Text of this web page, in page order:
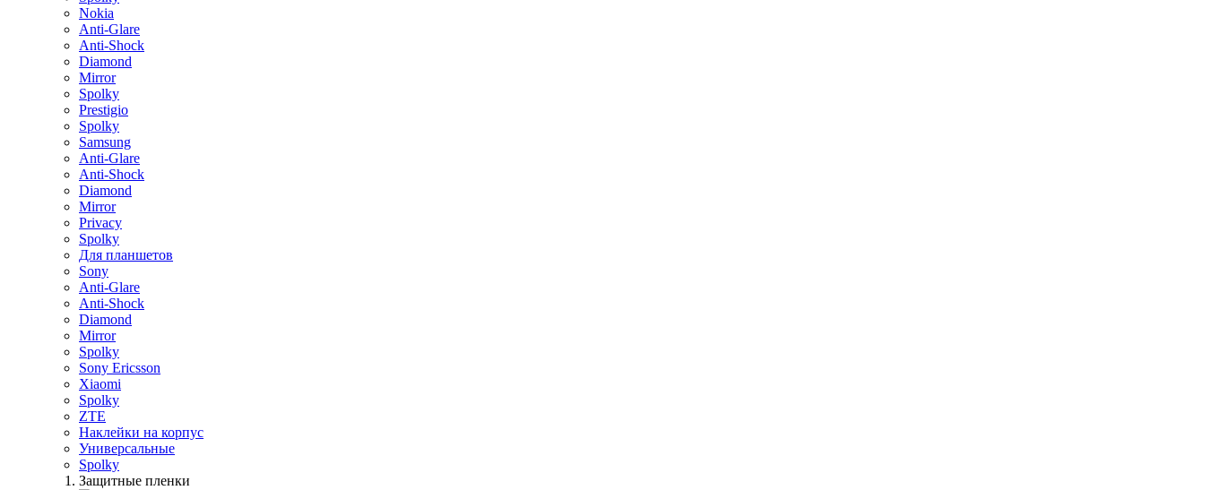
Nokia
Anti-Glare
Anti-Shock
Diamond
Mirror
Spolky
Prestigio
Spolky
Samsung
Anti-Glare
Anti-Shock
Diamond
Mirror
Privacy
Spolky
Для планшетов
Sony
Anti-Glare
Anti-Shock
Diamond
Mirror
Spolky
Sony Ericsson
Xiaomi
Spolky
ZTE
Наклейки на корпус
Универсальные
Spolky
Защитные пленки